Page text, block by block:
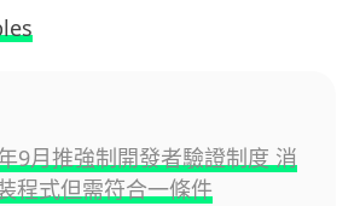
9月推強制開發者驗證制度 消
程式但需符合一條件